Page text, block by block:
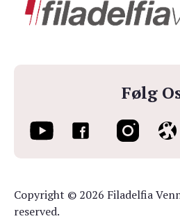
Følg
Copyright © 2026 Filadelfia
reserved.